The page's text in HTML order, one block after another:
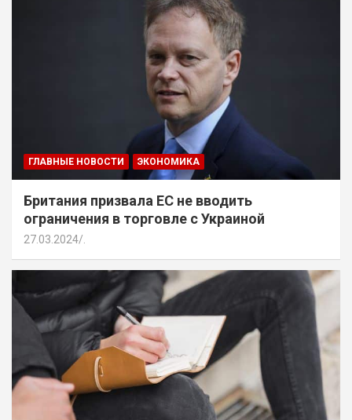
ГЛАВНЫЕ НОВОСТИ ЭКОНОМИКА
Британия призвала ЕС не вводить
ограничения в торговле с Украиной
27.03.2024